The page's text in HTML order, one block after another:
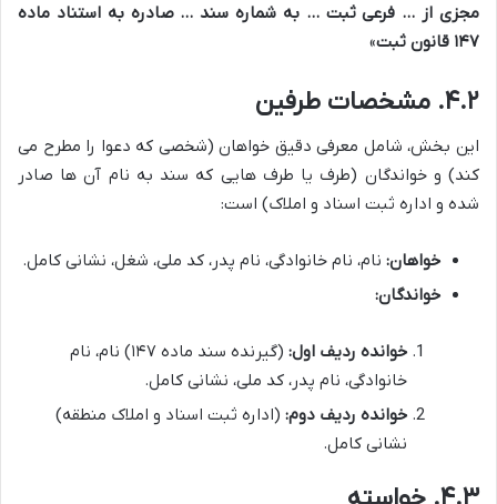
مجزی از … فرعی ثبت … به شماره سند … صادره به استناد ماده
۱۴۷ قانون ثبت
»
۴.۲. مشخصات طرفین
این بخش، شامل معرفی دقیق خواهان (شخصی که دعوا را مطرح می
کند) و خواندگان (طرف یا طرف هایی که سند به نام آن ها صادر
شده و اداره ثبت اسناد و املاک) است:
خواهان: نام، نام خانوادگی، نام پدر، کد ملی، شغل، نشانی کامل.
خواندگان:
خوانده ردیف اول:
(گیرنده سند ماده ۱۴۷) نام، نام
خانوادگی، نام پدر، کد ملی، نشانی کامل.
خوانده ردیف دوم: (اداره ثبت اسناد و املاک منطقه)
نشانی کامل.